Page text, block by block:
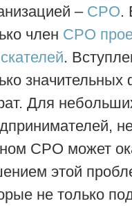
– СРО.
член СРО
.
Для
СРО может
этой
не только